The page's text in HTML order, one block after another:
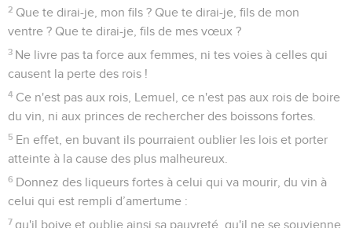
2 Que te dirai-je, mon fils ? Que te dirai-je, fils de mon
ventre ? Que te dirai-je, fils de mes vœux ?
3 Ne livre pas ta force aux femmes, ni tes voies à celles qui
causent la perte des rois !
4 Ce n'est pas aux rois, Lemuel, ce n'est pas aux rois de boire
du vin, ni aux princes de rechercher des boissons fortes.
5 En effet, en buvant ils pourraient oublier les lois et porter
atteinte à la cause des plus malheureux.
6 Donnez des liqueurs fortes à celui qui va mourir, du vin à
celui qui est rempli d’amertume :
7 qu'il boive et oublie ainsi sa pauvreté, qu'il ne se souvienne